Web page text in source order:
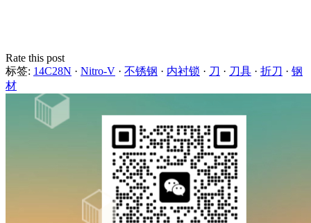
Rate this post
标签: 14C28N · Nitro-V · 不锈钢 · 内衬锁 · 刀 · 刀具 · 折刀 · 钢
材